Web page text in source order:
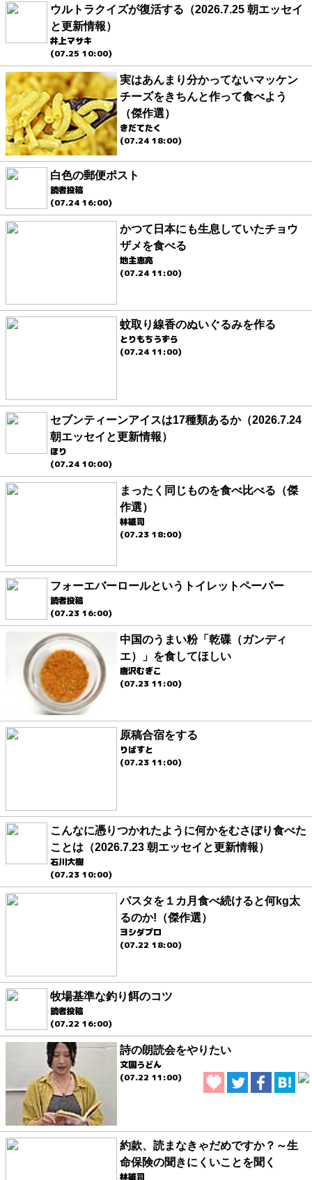
ウルトラクイズが復活する（2026.7.25 朝エッセイ
と更新情報）
井上マサキ
(07.25 10:00)
実はあんまり分かってないマッケン
チーズをきちんと作って食べよう
（傑作選）
きだてたく
(07.24 18:00)
白色の郵便ポスト
読者投稿
(07.24 16:00)
かつて日本にも生息していたチョウ
ザメを食べる
地主恵亮
(07.24 11:00)
蚊取り線香のぬいぐるみを作る
とりもちうずら
(07.24 11:00)
セブンティーンアイスは17種類あるか（2026.7.24
朝エッセイと更新情報）
ほり
(07.24 10:00)
まったく同じものを食べ比べる（傑
作選）
林雄司
(07.23 18:00)
フォーエバーロールというトイレットペーパー
読者投稿
(07.23 16:00)
中国のうまい粉「乾碟（ガンディ
エ）」を食してほしい
唐沢むぎこ
(07.23 11:00)
原稿合宿をする
りばすと
(07.23 11:00)
こんなに憑りつかれたように何かをむさぼり食べた
ことは（2026.7.23 朝エッセイと更新情報）
石川大樹
(07.23 10:00)
パスタを１カ月食べ続けると何kg太
るのか!（傑作選）
ヨシダプロ
(07.22 18:00)
牧場基準な釣り餌のコツ
読者投稿
(07.22 16:00)
詩の朗読会をやりたい
文園うどん
(07.22 11:00)
約款、読まなきゃだめですか？～生
命保険の聞きにくいことを聞く
林雄司